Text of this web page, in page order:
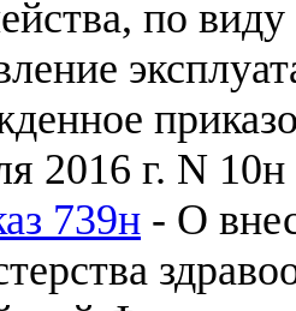
по
2016 г. N 10н
739н - О